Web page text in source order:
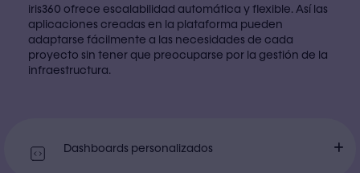
iris360 ofrece escalabilidad automática y flexible. Así las
aplicaciones creadas en la plataforma pueden
adaptarse fácilmente a las necesidades de cada
proyecto sin tener que preocuparse por la gestión de la
infraestructura.
Dashboards personalizados